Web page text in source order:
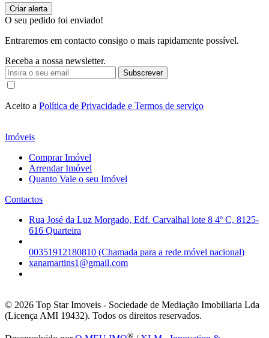
O seu pedido foi enviado!
Entraremos em contacto consigo o mais rapidamente possível.
Receba a nossa newsletter.
Subscrever
Aceito a Política de Privacidade e Termos de serviço
Imóveis
Comprar Imóvel
Arrendar Imóvel
Quanto Vale o seu Imóvel
Contactos
Rua José da Luz Morgado, Edf. Carvalhal lote 8 4º C, 8125-
616 Quarteira
00351912180810 (Chamada para a rede móvel nacional)
xanamartins1@gmail.com
© 2026 Top Star Imoveis - Sociedade de Mediação Imobiliaria Lda
(Licença AMI 19432). Todos os direitos reservados.
®